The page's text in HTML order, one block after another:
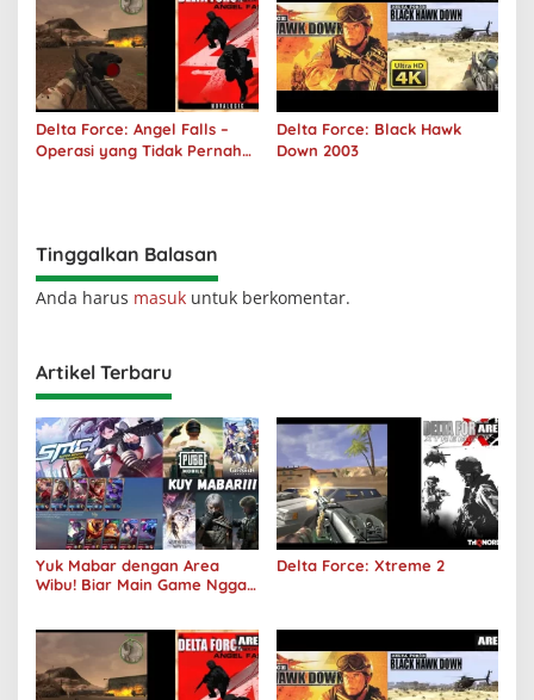
Delta Force: Angel Falls –
Operasi yang Tidak Pernah
Delta Force: Black Hawk
Down 2003
Tinggalkan Balasan
Anda harus masuk untuk berkomentar.
Artikel Terbaru
Yuk Mabar dengan Area
Wibu! Biar Main Game Nggak
Delta Force: Xtreme 2